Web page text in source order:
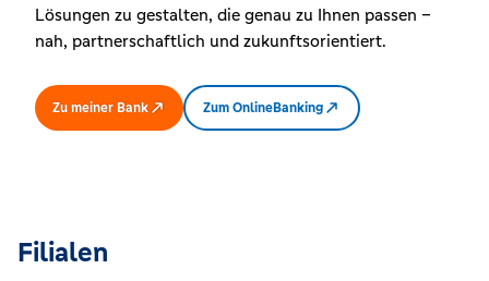
Lösungen zu gestalten, die genau zu Ihnen passen –
nah, partnerschaftlich und zukunftsorientiert.
Zu meiner Bank Zum OnlineBanking
Filialen